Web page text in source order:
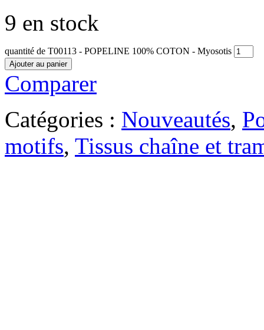
9 en stock
quantité de T00113 - POPELINE 100% COTON - Myosotis
Ajouter au panier
Comparer
Catégories : Nouveautés,
motifs, Tissus chaîne et